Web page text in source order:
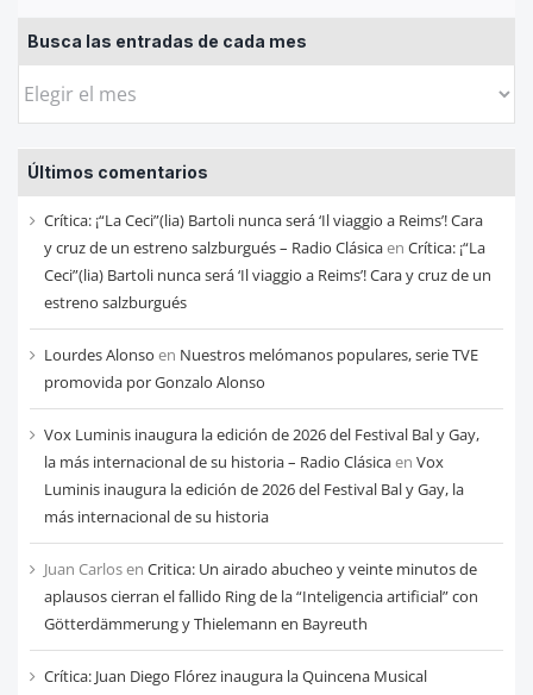
Busca las entradas de cada mes
Busca
entradas
de
cada
mes
Últimos comentarios
Crítica: ¡“La Ceci”(lia) Bartoli nunca será ‘Il viaggio a Reims’! Cara
y cruz de un estreno salzburgués – Radio Clásicaen Crítica: ¡“La
Ceci”(lia) Bartoli nunca será ‘Il viaggio a Reims’! Cara y cruz de un
estreno salzburgués
Lourdes Alonso en Nuestros melómanos populares, serie TVE
promovida por Gonzalo Alonso
Vox Luminis inaugura la edición de 2026 del Festival Bal y Gay,
la más internacional de su historia – Radio Clásicaen Vox
Luminis inaugura la edición de 2026 del Festival Bal y Gay, la
más internacional de su historia
Juan Carlosen Critica: Un airado abucheo y veinte minutos de
aplausos cierran el fallido Ring de la “Inteligencia artificial” con
Götterdämmerung y Thielemann en Bayreuth
Crítica: Juan Diego Flórez inaugura la Quincena Musical